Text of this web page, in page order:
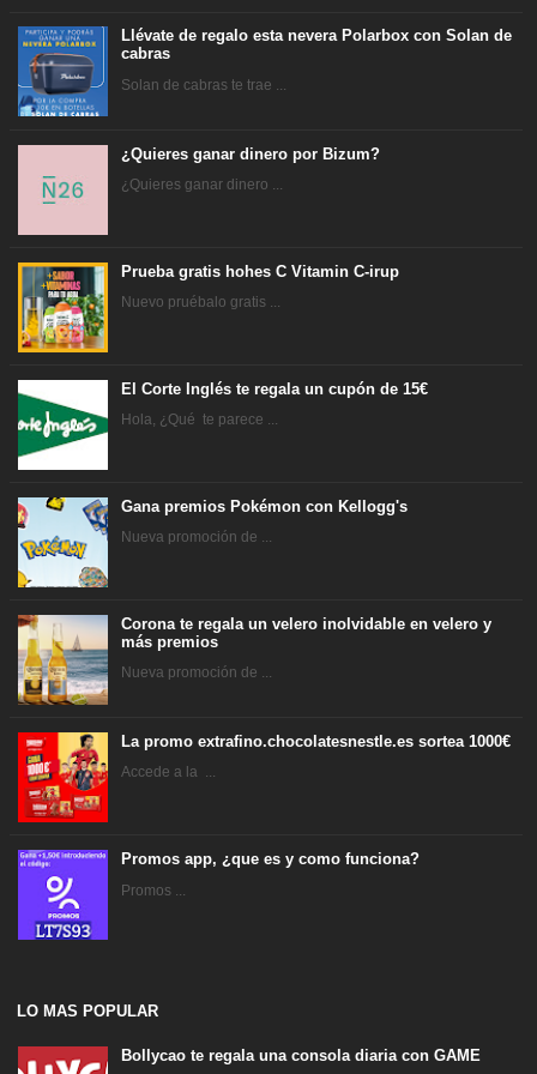
Llévate de regalo esta nevera Polarbox con Solan de
cabras
Solan de cabras te trae ...
¿Quieres ganar dinero por Bizum?
¿Quieres ganar dinero ...
Prueba gratis hohes C Vitamin C-irup
Nuevo pruébalo gratis ...
El Corte Inglés te regala un cupón de 15€
Hola, ¿Qué te parece ...
Gana premios Pokémon con Kellogg's
Nueva promoción de ...
Corona te regala un velero inolvidable en velero y
más premios
Nueva promoción de ...
La promo extrafino.chocolatesnestle.es sortea 1000€
Accede a la ...
Promos app, ¿que es y como funciona?
Promos ...
LO MAS POPULAR
Bollycao te regala una consola diaria con GAME